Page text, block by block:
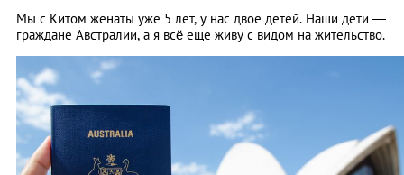
Мы с Китом женаты уже 5 лет, у нас двое детей. Наши дети —
граждане Австралии, а я всё еще живу с видом на жительство.